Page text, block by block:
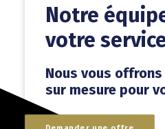
Notre
votre
Nous vous
sur mesure pour